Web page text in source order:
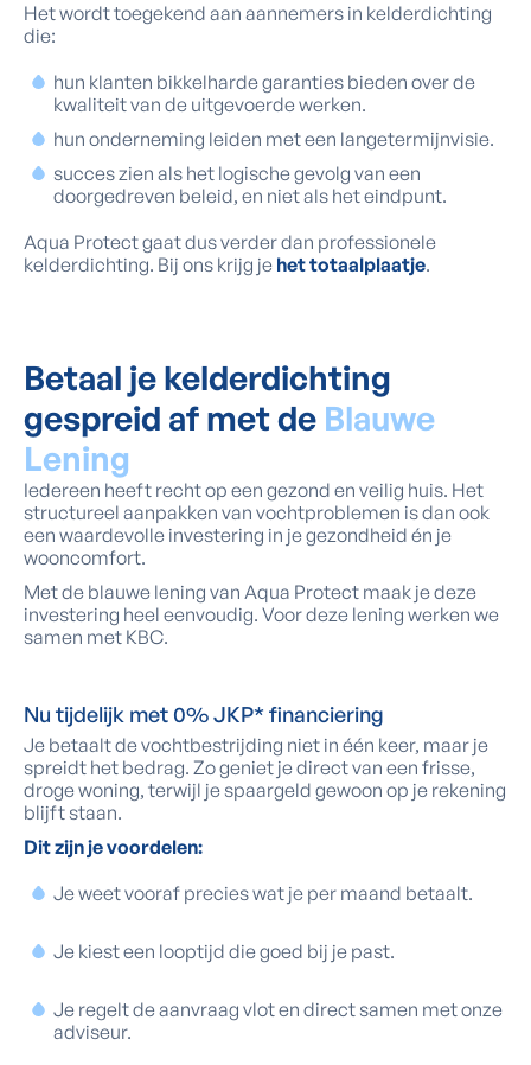
Het wordt toegekend aan aannemers in kelderdichting
die:
hun klanten bikkelharde garanties bieden over de
kwaliteit van de uitgevoerde werken.
hun onderneming leiden met een langetermijnvisie.
succes zien als het logische gevolg van een
doorgedreven beleid, en niet als het eindpunt.
Aqua Protect gaat dus verder dan professionele
kelderdichting. Bij ons krijg je het totaalplaatje.
Betaal je kelderdichting
gespreid af met de Blauwe
Lening
Iedereen heeft recht op een gezond en veilig huis. Het
structureel aanpakken van vochtproblemen is dan ook
een waardevolle investering in je gezondheid én je
wooncomfort.
Met de blauwe lening van Aqua Protect maak je deze
investering heel eenvoudig. Voor deze lening werken we
samen met KBC.
Nu tijdelijk met 0% JKP* financiering
Je betaalt de vochtbestrijding niet in één keer, maar je
spreidt het bedrag. Zo geniet je direct van een frisse,
droge woning, terwijl je spaargeld gewoon op je rekening
blijft staan.
Dit zijn je voordelen:
Je weet vooraf precies wat je per maand betaalt.
Je kiest een looptijd die goed bij je past.
Je regelt de aanvraag vlot en direct samen met onze
adviseur.